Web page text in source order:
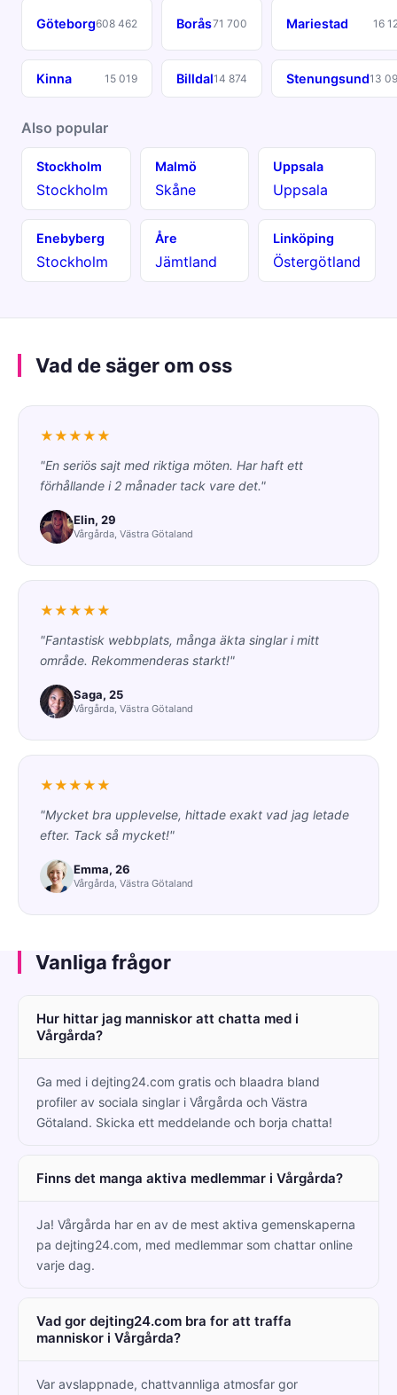
Göteborg608 462 Borås71 700 Mariestad 16
Kinna 15 019 Billdal14 874 Stenungsund13
Also popular
Stockholm
Stockholm
Malmö
Skåne
Uppsala
Uppsala
Enebyberg
Stockholm
Åre
Jämtland
Linköping
Östergötland
Vad de säger om oss
★★★★★
"En seriös sajt med riktiga möten. Har haft ett
förhållande i 2 månader tack vare det."
Elin, 29
Vårgårda, Västra Götaland
★★★★★
"Fantastisk webbplats, många äkta singlar i mitt
område. Rekommenderas starkt!"
Saga, 25
Vårgårda, Västra Götaland
★★★★★
"Mycket bra upplevelse, hittade exakt vad jag letade
efter. Tack så mycket!"
Emma, 26
Vårgårda, Västra Götaland
Vanliga frågor
Hur hittar jag manniskor att chatta med i
Vårgårda?
Ga med i dejting24.com gratis och blaadra bland
profiler av sociala singlar i Vårgårda och Västra
Götaland. Skicka ett meddelande och borja chatta!
Finns det manga aktiva medlemmar i Vårgårda?
Ja! Vårgårda har en av de mest aktiva gemenskaperna
pa dejting24.com, med medlemmar som chattar online
varje dag.
Vad gor dejting24.com bra for att traffa
manniskor i Vårgårda?
Var avslappnade, chattvannliga atmosfar gor